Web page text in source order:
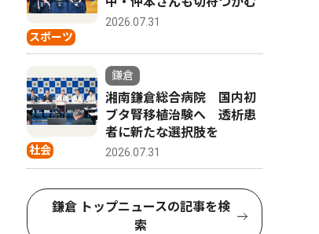
スポーツ
2026.07.31
社会
鎌倉
湘南鎌倉総合病院 国内初
ブタ腎移植治験へ 透析患
者に新たな選択肢を
2026.07.31
鎌倉 トップニュースの記事を検
索